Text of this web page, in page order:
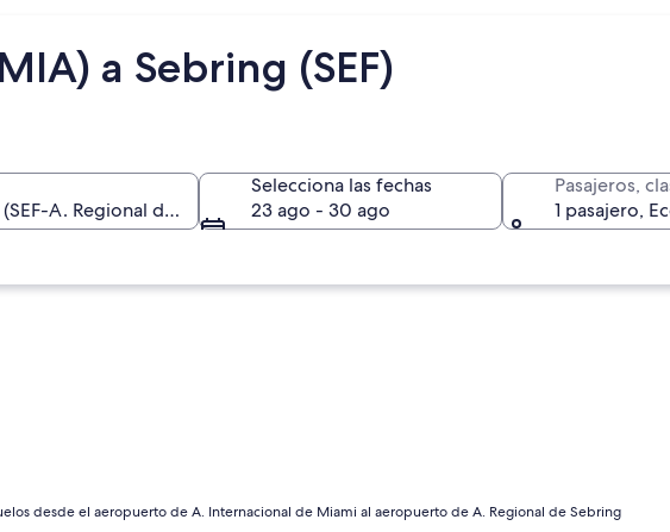
a Sebring (SEF)
Selecciona las fechas
23 ago - 30 ago
Pasajeros,
1 pasajero,
desde el aeropuerto de A. Internacional de Miami al aeropuerto de A. Regional de Sebring